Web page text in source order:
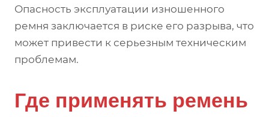
Опасность эксплуатации изношенного
ремня заключается в риске его разрыва, что
может привести к серьезным техническим
проблемам.
Где применять ремень